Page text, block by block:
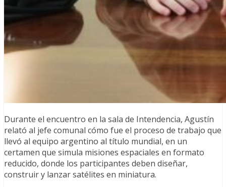
Durante el encuentro en la sala de Intendencia, Agustín
relató al jefe comunal cómo fue el proceso de trabajo que
llevó al equipo argentino al título mundial, en un
certamen que simula misiones espaciales en formato
reducido, donde los participantes deben diseñar,
construir y lanzar satélites en miniatura.